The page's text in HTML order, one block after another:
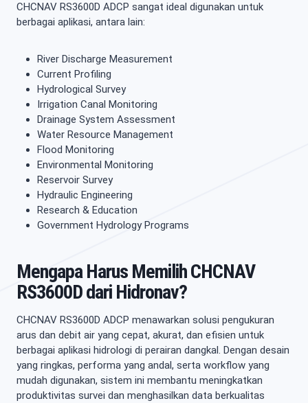
CHCNAV RS3600D ADCP sangat ideal digunakan untuk
berbagai aplikasi, antara lain:
River Discharge Measurement
Current Profiling
Hydrological Survey
Irrigation Canal Monitoring
Drainage System Assessment
Water Resource Management
Flood Monitoring
Environmental Monitoring
Reservoir Survey
Hydraulic Engineering
Research & Education
Government Hydrology Programs
Mengapa Harus Memilih CHCNAV
RS3600D dari Hidronav?
CHCNAV RS3600D ADCP menawarkan solusi pengukuran
arus dan debit air yang cepat, akurat, dan efisien untuk
berbagai aplikasi hidrologi di perairan dangkal. Dengan desain
yang ringkas, performa yang andal, serta workflow yang
mudah digunakan, sistem ini membantu meningkatkan
produktivitas survei dan menghasilkan data berkualitas